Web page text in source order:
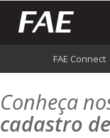
FAE Connect
Conheça
cadastro